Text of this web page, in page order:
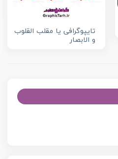
تایپوگرافی یا مقلب القلوب
و الابصار